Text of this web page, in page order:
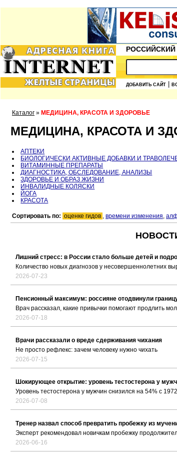
РОССИЙСКИЙ
ДОБАВИТЬ САЙТ
Каталог » МЕДИЦИНА, КРАСОТА И ЗДОРОВЬЕ
МЕДИЦИНА, КРАСОТА И
АПТЕКИ
БИОЛОГИЧЕСКИ АКТИВНЫЕ ДОБАВКИ И
ВИТАМИННЫЕ ПРЕПАРАТЫ
ДИАГНОСТИКА, ОБСЛЕДОВАНИЕ, АНАЛИЗЫ
ЗДОРОВЬЕ И ОБРАЗ ЖИЗНИ
ИНВАЛИДНЫЕ КОЛЯСКИ
ЙОГА
КРАСОТА
Сортировать по: оценке гидов , времени изменения,
Лишний стресс: в России стало больше детей и
Количество новых диагнозов у несовершеннолетних
2026-07-23
Пенсионный максимум: россияне отодвинули
Врач рассказал, какие привычки помогают продлить
2026-07-18
Врачи рассказали о вреде сдерживания чихания
Не просто рефлекс: зачем человеку нужно чихать
2026-07-15
Шокирующее открытие: уровень тестостерона у
Уровень тестостерона у мужчин снизился на 54% с
2026-07-08
Тренер назвал способ превратить пробежку из
Эксперт рекомендовал новичкам пробежку
2026-06-16